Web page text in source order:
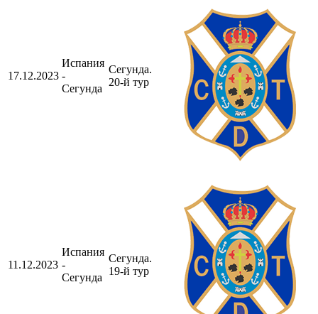
17.12.2023
Испания
-
Сегунда
Сегунда.
20-й тур
11.12.2023
Испания
-
Сегунда
Сегунда.
19-й тур